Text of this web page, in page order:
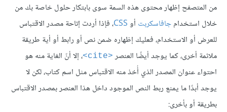
من المتصفح إظهار محتوى هذه السمة سوى بابتكار حلول خاصة بك من
خلال استخدامجافاسكربت أوCSS، فإذا أردت إتاحة مصدر الاقتباس
للعرض أو الاستخدام، فعليك إظهاره ضمن نص أو رابط أو أية طريقة
ملائمة أخرى، كما يوجد أيضًا العنصر <cite>
، إلا أنّ الغاية منه هو
احتواء عنوان المصدر الذي أُخذ منه الاقتباس مثل اسم كتاب، لكن لا
يوجد أبدًا ما يمنع ربط النص الموجود داخل هذا العنصر بمصدر الاقتباس
بطريقة أو بأخرى: